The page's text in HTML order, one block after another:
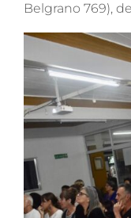
Belgrano 769),